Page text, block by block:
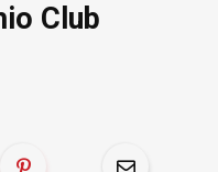
Club